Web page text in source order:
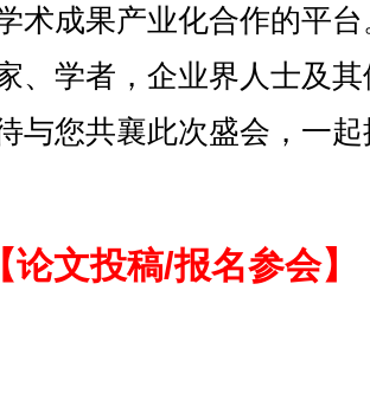
术成果产业化合作的平
、学者，企业界人士及
与您共襄此次盛会，一
文投稿/报名参会】